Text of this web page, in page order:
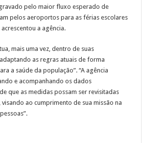
pelo maior fluxo esperado de
pelos aeroportos para as férias escolares
a agência.
mais uma vez, dentro de suas
as regras atuais de forma
a saúde da população”. “A agência
e acompanhando os dados
que as medidas possam ser revisitadas
ao cumprimento de sua missão na